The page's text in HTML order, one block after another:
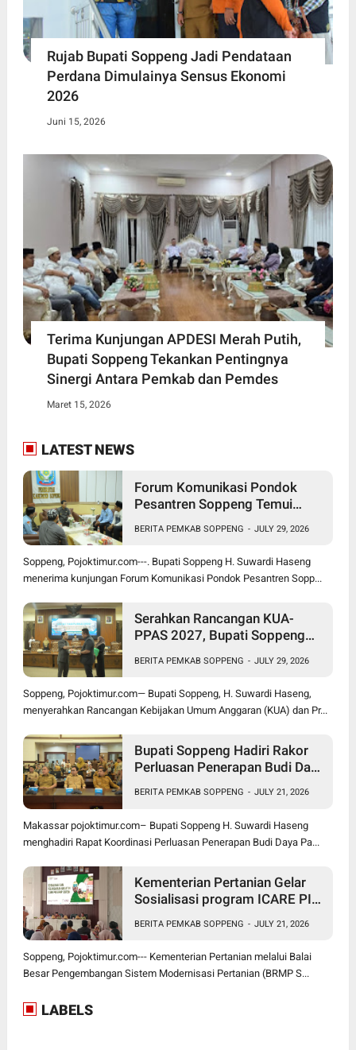
Rujab Bupati Soppeng Jadi Pendataan
Perdana Dimulainya Sensus Ekonomi
2026
Juni 15, 2026
Terima Kunjungan APDESI Merah Putih,
Bupati Soppeng Tekankan Pentingnya
Sinergi Antara Pemkab dan Pemdes
Maret 15, 2026
LATEST NEWS
Forum Komunikasi Pondok
Pesantren Soppeng Temui
BERITA PEMKAB SOPPENG - JULY 29, 2026
Soppeng, Pojoktimur.com---. Bupati Soppeng H. Suwardi Haseng
menerima kunjungan Forum Komunikasi Pondok Pesantren Sopp...
Serahkan Rancangan KUA-
PPAS 2027, Bupati Soppeng
Tengah Tekanan Fiskal
BERITA PEMKAB SOPPENG - JULY 29, 2026
Soppeng, Pojoktimur.com— Bupati Soppeng, H. Suwardi Haseng,
menyerahkan Rancangan Kebijakan Umum Anggaran (KUA) dan Pr...
Bupati Soppeng Hadiri Rakor
Perluasan Penerapan Budi Daya
BERITA PEMKAB SOPPENG - JULY 21, 2026
Makassar pojoktimur.com– Bupati Soppeng H. Suwardi Haseng
menghadiri Rapat Koordinasi Perluasan Penerapan Budi Daya Pa...
Kementerian Pertanian Gelar
Sosialisasi program ICARE PIU
BERITA PEMKAB SOPPENG - JULY 21, 2026
Soppeng, Pojoktimur.com--- Kementerian Pertanian melalui Balai
Besar Pengembangan Sistem Modernisasi Pertanian (BRMP S...
LABELS